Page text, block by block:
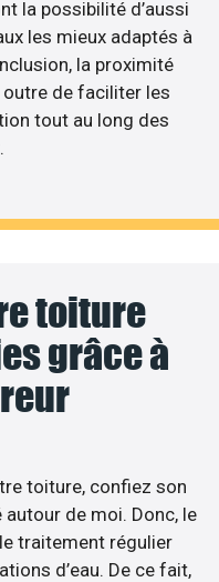
la possibilité d’aussi
les mieux adaptés à
la proximité
de faciliter les
tout au long des
toiture
grâce à
toiture, confiez son
de moi. Donc, le
traitement régulier
d’eau. De ce fait,